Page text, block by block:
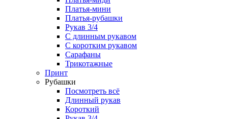
Платья-мини
Платья-рубашки
Рукав 3/4
С длинным рукавом
С коротким рукавом
Сарафаны
Трикотажные
Принт
Рубашки
Посмотреть всё
Длинный рукав
Короткий